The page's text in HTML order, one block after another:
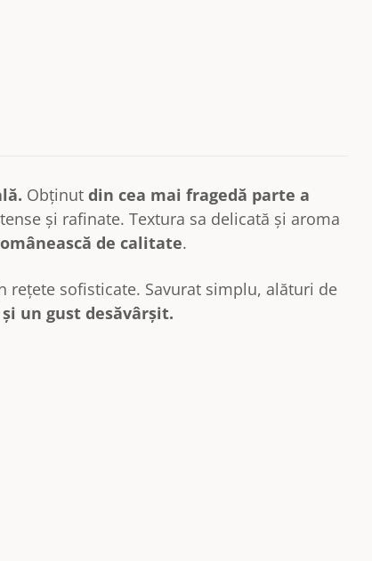
Obținut din cea mai fragedă parte a
și rafinate. Textura sa delicată și aroma
de calitate.
sofisticate. Savurat simplu, alături de
un gust desăvârșit.